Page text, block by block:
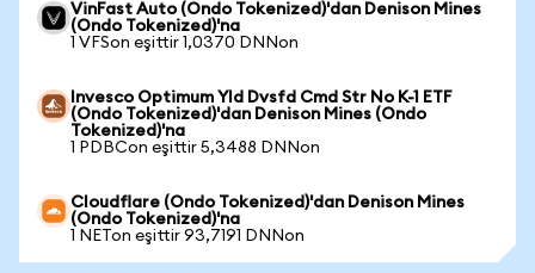
VinFast Auto (Ondo Tokenized)'dan Denison Mines
(Ondo Tokenized)'na
1 VFSon eşittir 1,0370 DNNon
Invesco Optimum Yld Dvsfd Cmd Str No K-1 ETF
(Ondo Tokenized)'dan Denison Mines (Ondo
Tokenized)'na
1 PDBCon eşittir 5,3488 DNNon
Cloudflare (Ondo Tokenized)'dan Denison Mines
(Ondo Tokenized)'na
1 NETon eşittir 93,7191 DNNon